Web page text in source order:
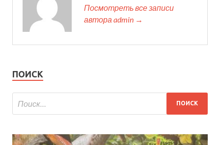
Посмотреть все записи
автора admin →
ПОИСК